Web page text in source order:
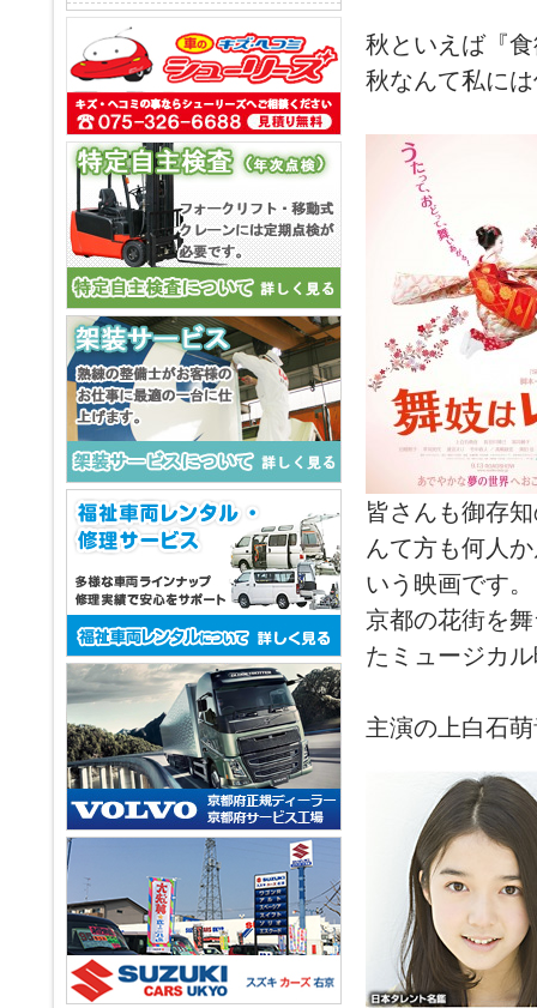
秋といえば『
秋なんて私に
皆さんも御存
んて方も何人
いう映画です。
京都の花街を
たミュージカ
主演の上白石